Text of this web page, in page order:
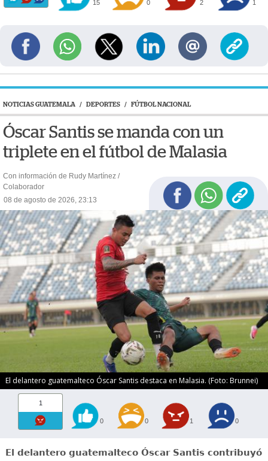
15 0 2 1
NOTICIAS GUATEMALA / DEPORTES / FÚTBOL NACIONAL
Óscar Santis se manda con un
triplete en el fútbol de Malasia
Con información de Rudy Martínez /
Colaborador
08 de agosto de 2026, 23:13
El delantero guatemalteco Óscar Santis destaca en Malasia. (Foto: Brunnei)
1
0 0 1 0
El delantero guatemalteco Óscar Santis contribuyó